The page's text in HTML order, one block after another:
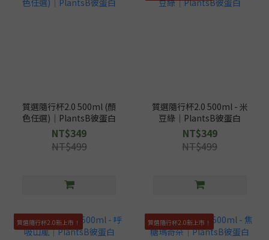
質選隨行杯2.0 500ml (顏
色任選)｜PlantsB彼蛋白
NT$349
NT$499
質選隨行杯2.0 500ml - 米
豆綠｜PlantsB彼蛋白
NT$349
NT$499
質選隨行杯2.0新上市！ 質選隨行杯2.0新上市！